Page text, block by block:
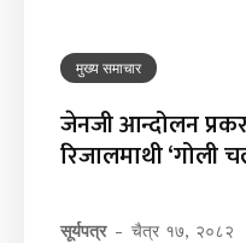
मुख्य समाचार
जेनजी आन्दोलन
रिजालमाथी
सूर्यपत्र - चैत्र १७, २०८२